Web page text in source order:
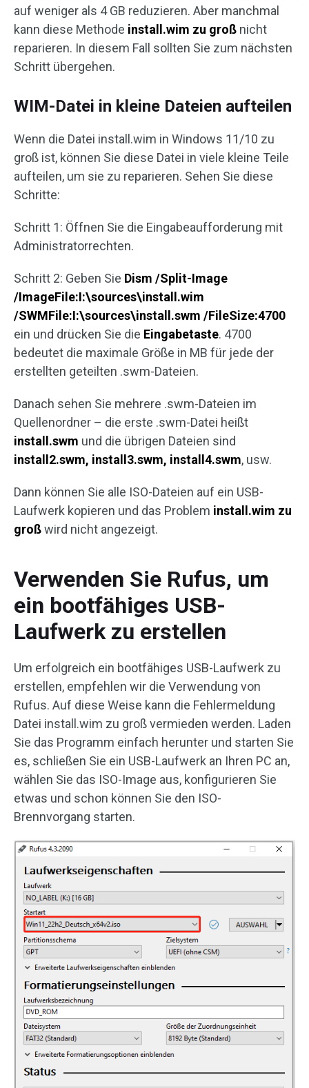
auf weniger als 4 GB reduzieren. Aber manchmal
kann diese Methode install.wim zu groß nicht
reparieren. In diesem Fall sollten Sie zum nächsten
Schritt übergehen.
WIM-Datei in kleine Dateien aufteilen
Wenn die Datei install.wim in Windows 11/10 zu
groß ist, können Sie diese Datei in viele kleine Teile
aufteilen, um sie zu reparieren. Sehen Sie diese
Schritte:
Schritt 1: Öffnen Sie die Eingabeaufforderung mit
Administratorrechten.
Schritt 2: Geben Sie Dism /Split-Image
/ImageFile:I:\sources\install.wim
/SWMFile:I:\sources\install.swm /FileSize:4700
ein und drücken Sie die Eingabetaste. 4700
bedeutet die maximale Größe in MB für jede der
erstellten geteilten .swm-Dateien.
Danach sehen Sie mehrere .swm-Dateien im
Quellenordner – die erste .swm-Datei heißt
install.swm und die übrigen Dateien sind
install2.swm, install3.swm, install4.swm, usw.
Dann können Sie alle ISO-Dateien auf ein USB-
Laufwerk kopieren und das Problem install.wim zu
großwird nicht angezeigt.
Verwenden Sie Rufus, um
ein bootfähiges USB-
Laufwerk zu erstellen
Um erfolgreich ein bootfähiges USB-Laufwerk zu
erstellen, empfehlen wir die Verwendung von
Rufus. Auf diese Weise kann die Fehlermeldung
Datei install.wim zu groß vermieden werden. Laden
Sie das Programm einfach herunter und starten Sie
es, schließen Sie ein USB-Laufwerk an Ihren PC an,
wählen Sie das ISO-Image aus, konfigurieren Sie
etwas und schon können Sie den ISO-
Brennvorgang starten.